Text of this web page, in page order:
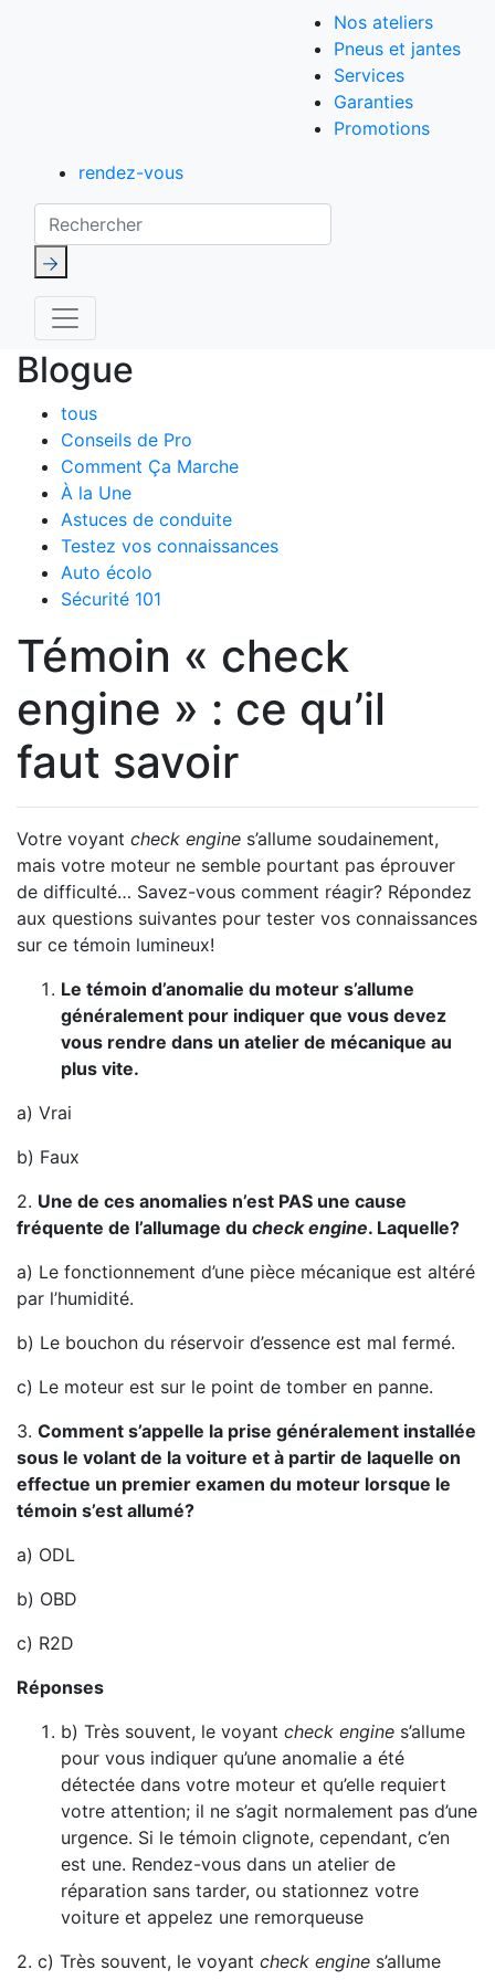
Nos ateliers
Pneus et jantes
Services
Garanties
Promotions
rendez-vous
Rechercher
Blogue
tous
Conseils de Pro
Comment Ça Marche
À la Une
Astuces de conduite
Testez vos connaissances
Auto écolo
Sécurité 101
Témoin « check
engine » : ce qu’il
faut savoir
Votre voyant check engine s’allume soudainement,
mais votre moteur ne semble pourtant pas éprouver
de difficulté… Savez-vous comment réagir? Répondez
aux questions suivantes pour tester vos connaissances
sur ce témoin lumineux!
Le témoin d’anomalie du moteur s’allume
généralement pour indiquer que vous devez
vous rendre dans un atelier de mécanique au
plus vite.
a) Vrai
b) Faux
2. Une de ces anomalies n’est PAS une cause
fréquente de l’allumage du check engine. Laquelle?
a) Le fonctionnement d’une pièce mécanique est altéré
par l’humidité.
b) Le bouchon du réservoir d’essence est mal fermé.
c) Le moteur est sur le point de tomber en panne.
3. Comment s’appelle la prise généralement installée
sous le volant de la voiture et à partir de laquelle on
effectue un premier examen du moteur lorsque le
témoin s’est allumé?
a) ODL
b) OBD
c) R2D
Réponses
b) Très souvent, le voyant check engine s’allume
pour vous indiquer qu’une anomalie a été
détectée dans votre moteur et qu’elle requiert
votre attention; il ne s’agit normalement pas d’une
urgence. Si le témoin clignote, cependant, c’en
est une. Rendez-vous dans un atelier de
réparation sans tarder, ou stationnez votre
voiture et appelez une remorqueuse
2. c) Très souvent, le voyant check engine s’allume